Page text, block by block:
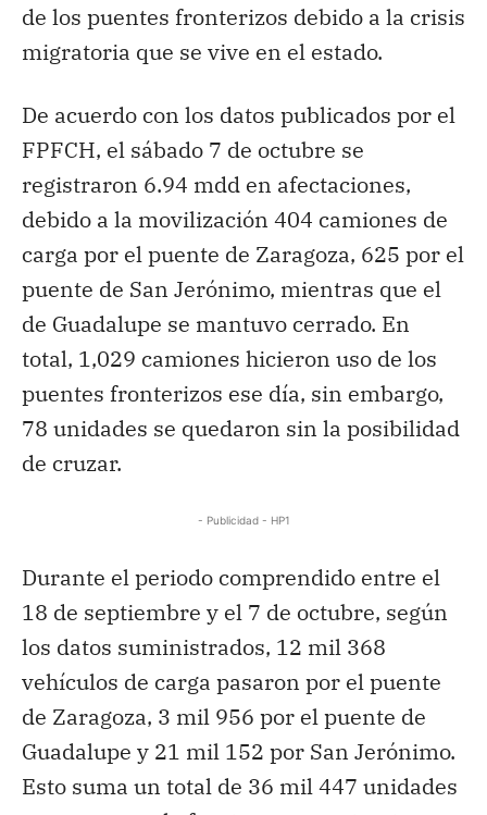
de los puentes fronterizos debido a la crisis
migratoria que se vive en el estado.
De acuerdo con los datos publicados por el
FPFCH, el sábado 7 de octubre se
registraron 6.94 mdd en afectaciones,
debido a la movilización 404 camiones de
carga por el puente de Zaragoza, 625 por el
puente de San Jerónimo, mientras que el
de Guadalupe se mantuvo cerrado. En
total, 1,029 camiones hicieron uso de los
puentes fronterizos ese día, sin embargo,
78 unidades se quedaron sin la posibilidad
de cruzar.
- Publicidad - HP1
Durante el periodo comprendido entre el
18 de septiembre y el 7 de octubre, según
los datos suministrados, 12 mil 368
vehículos de carga pasaron por el puente
de Zaragoza, 3 mil 956 por el puente de
Guadalupe y 21 mil 152 por San Jerónimo.
Esto suma un total de 36 mil 447 unidades